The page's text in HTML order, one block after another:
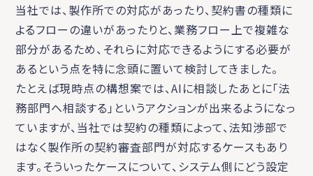
当社では、製作所での対応があったり、契約書の種類に
よるフローの違いがあったりと、業務フロー上で複雑な
部分があるため、それらに対応できるようにする必要が
あるという点を特に念頭に置いて検討してきました。
たとえば現時点の構想案では、AIに相談したあとに「法
務部門へ相談する」というアクションが出来るようになっ
ていますが、当社では契約の種類によって、法知渉部で
はなく製作所の契約審査部門が対応するケースもあり
ます。そういったケースについて、システム側にどう設定